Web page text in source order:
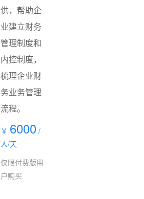
供，帮助企
业建立财务
管理制度和
内控制度，
梳理企业财
务业务管理
流程。
￥ 6000 /
人/天
仅限付费版用
户购买